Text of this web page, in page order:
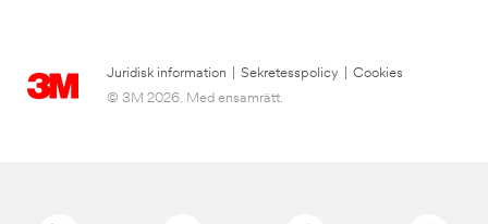
Juridisk information Sekretesspolicy
Cookies
© 3M 2026. Med ensamrätt.